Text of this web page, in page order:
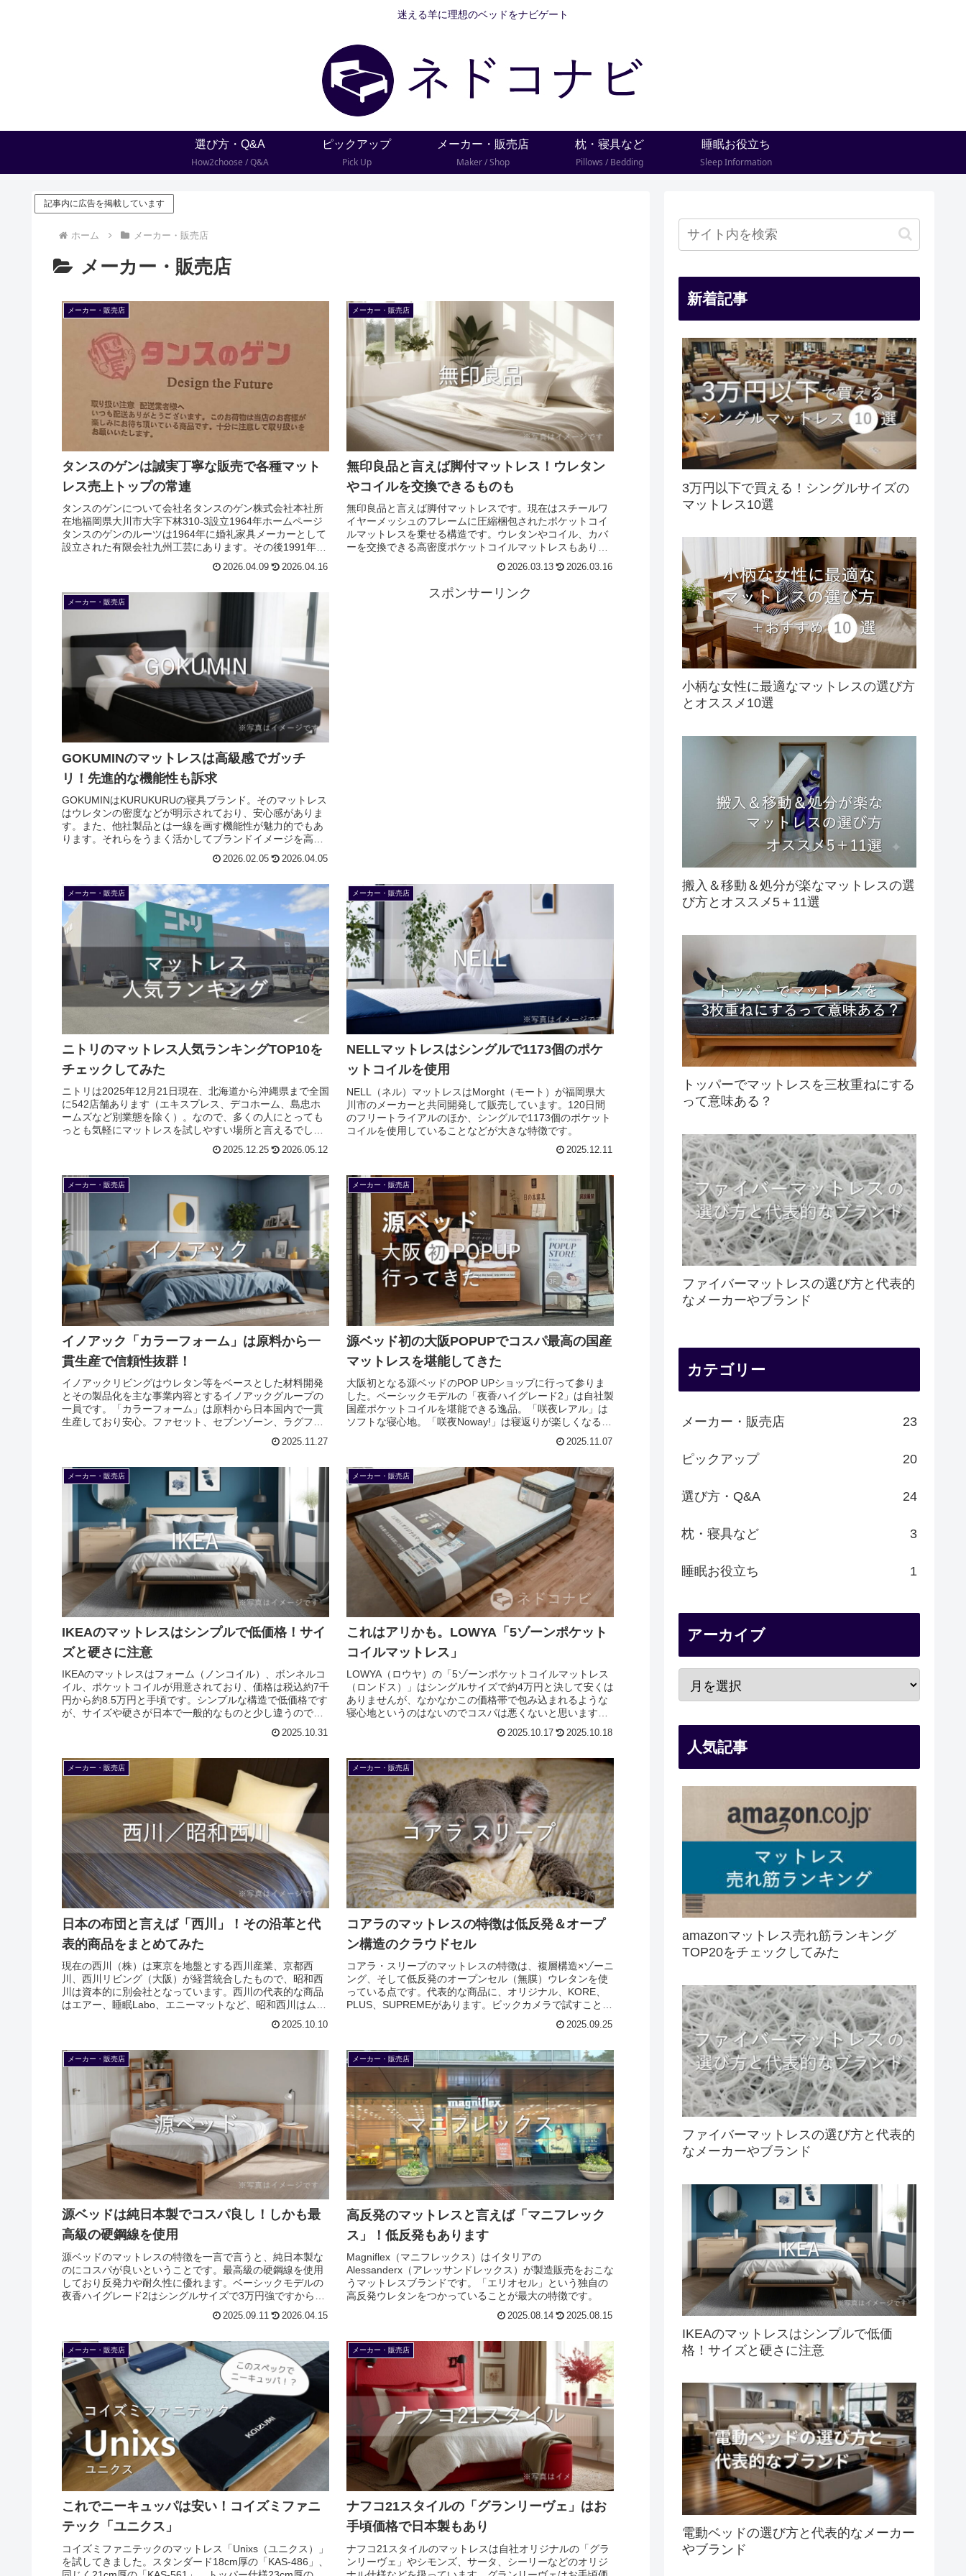
迷える羊に理想のベッドをナビゲート
選び方・Q&A
How2choose / Q&A
ピックアップ
Pick Up
メーカー・販売店
Maker / Shop
枕・寝具など
Pillows / Bedding
睡眠お役立ち
Sleep Information
記事内に広告を掲載しています
ホーム メーカー・販売店
メーカー・販売店
メーカー・販売店
タンスのゲンは誠実丁寧な販売で各種マット
レス売上トップの常連
タンスのゲンについて会社名タンスのゲン株式会社本社所
在地福岡県大川市大字下林310-3設立1964年ホームページ
タンスのゲンのルーツは1964年に婚礼家具メーカーとして
設立された有限会社九州工芸にあります。その後1991年に
2026.04.09 2026.04.16
メーカー・販売店
無印良品と言えば脚付マットレス！ウレタン
やコイルを交換できるものも
無印良品と言えば脚付マットレスです。現在はスチールワ
イヤーメッシュのフレームに圧縮梱包されたポケットコイ
ルマットレスを乗せる構造です。ウレタンやコイル、カバ
ーを交換できる高密度ポケットコイルマットレスもありま
2026.03.13 2026.03.16
メーカー・販売店
GOKUMINのマットレスは高級感でガッチ
リ！先進的な機能性も訴求
GOKUMINはKURUKURUの寝具ブランド。そのマットレス
はウレタンの密度などが明示されており、安心感がありま
す。また、他社製品とは一線を画す機能性が魅力的でもあ
ります。それらをうまく活かしてブランドイメージを高め
2026.02.05 2026.04.05
スポンサーリンク
メーカー・販売店
ニトリのマットレス人気ランキングTOP10を
チェックしてみた
ニトリは2025年12月21日現在、北海道から沖縄県まで全国
に542店舗あります（エキスプレス、デコホーム、島忠ホ
ームズなど別業態を除く）。なので、多くの人にとっても
っとも気軽にマットレスを試しやすい場所と言えるでしょ
2025.12.25 2026.05.12
メーカー・販売店
NELLマットレスはシングルで1173個のポケ
ットコイルを使用
NELL（ネル）マットレスはMorght（モート）が福岡県大
川市のメーカーと共同開発して販売しています。120日間
のフリートライアルのほか、シングルで1173個のポケット
コイルを使用していることなどが大きな特徴です。
2025.12.11
メーカー・販売店
イノアック「カラーフォーム」は原料から一
貫生産で信頼性抜群！
イノアックリビングはウレタン等をベースとした材料開発
とその製品化を主な事業内容とするイノアックグループの
一員です。「カラーフォーム」は原料から日本国内で一貫
生産しており安心。ファセット、セブンゾーン、ラグフォ
2025.11.27
メーカー・販売店
源ベッド初の大阪POPUPでコスパ最高の国産
マットレスを堪能してきた
大阪初となる源ベッドのPOP UPショップに行って参りま
した。ベーシックモデルの「夜香ハイグレード2」は自社製
国産ポケットコイルを堪能できる逸品。「咲夜レアル」は
ソフトな寝心地。「咲夜Noway!」は寝返りが楽しくなるピ
2025.11.07
メーカー・販売店
IKEAのマットレスはシンプルで低価格！サイ
ズと硬さに注意
IKEAのマットレスはフォーム（ノンコイル）、ボンネルコ
イル、ポケットコイルが用意されており、価格は税込約7千
円から約8.5万円と手頃です。シンプルな構造で低価格です
が、サイズや硬さが日本で一般的なものと少し違うので注
2025.10.31
メーカー・販売店
これはアリかも。LOWYA「5ゾーンポケット
コイルマットレス」
LOWYA（ロウヤ）の「5ゾーンポケットコイルマットレス
（ロンドス）」はシングルサイズで約4万円と決して安くは
ありませんが、なかなかこの価格帯で包み込まれるような
寝心地というのはないのでコスパは悪くないと思います。
「ポケットコイルマットレス18.4cm（レザレード）」はや
2025.10.17 2025.10.18
メーカー・販売店
日本の布団と言えば「西川」！その沿革と代
表的商品をまとめてみた
現在の西川（株）は東京を地盤とする西川産業、京都西
川、西川リビング（大阪）が経営統合したもので、昭和西
川は資本的に別会社となっています。西川の代表的な商品
はエアー、睡眠Labo、エニーマットなど、昭和西川はムア
2025.10.10
メーカー・販売店
コアラのマットレスの特徴は低反発＆オープ
ン構造のクラウドセル
コアラ・スリープのマットレスの特徴は、複層構造×ゾーニ
ング、そして低反発のオープンセル（無膜）ウレタンを使
っている点です。代表的な商品に、オリジナル、KORE、
PLUS、SUPREMEがあります。ビックカメラで試すことも
2025.09.25
メーカー・販売店
源ベッドは純日本製でコスパ良し！しかも最
高級の硬鋼線を使用
源ベッドのマットレスの特徴を一言で言うと、純日本製な
のにコスパが良いということです。最高級の硬鋼線を使用
しており反発力や耐久性に優れます。ベーシックモデルの
夜香ハイグレード2はシングルサイズで3万円強ですから安
2025.09.11 2026.04.15
メーカー・販売店
高反発のマットレスと言えば「マニフレック
ス」！低反発もあります
Magniflex（マニフレックス）はイタリアの
Alessanderx（アレッサンドレックス）が製造販売をおこな
うマットレスブランドです。「エリオセル」という独自の
高反発ウレタンをつかっていることが最大の特徴です。
2025.08.14 2025.08.15
メーカー・販売店
これでニーキュッパは安い！コイズミファニ
テック「ユニクス」
コイズミファニテックのマットレス「Unixs（ユニクス）」
を試してきました。スタンダード18cm厚の「KAS-486」、
メーカー・販売店
ナフコ21スタイルの「グランリーヴェ」はお
手頃価格で日本製もあり
ナフコ21スタイルのマットレスは自社オリジナルの「グラ
ンリーヴェ」やシモンズ、サータ、シーリーなどのオリジ
新着記事
3万円以下で買える！シングルサイズの
マットレス10選
小柄な女性に最適なマットレスの選び方
とオススメ10選
搬入＆移動＆処分が楽なマットレスの選
び方とオススメ5＋11選
トッパーでマットレスを三枚重ねにする
って意味ある？
ファイバーマットレスの選び方と代表的
なメーカーやブランド
カテゴリー
メーカー・販売店 23
ピックアップ 20
選び方・Q&A 24
枕・寝具など 3
睡眠お役立ち 1
アーカイブ
人気記事
amazonマットレス売れ筋ランキング
TOP20をチェックしてみた
ファイバーマットレスの選び方と代表的
なメーカーやブランド
IKEAのマットレスはシンプルで低価
格！サイズと硬さに注意
電動ベッドの選び方と代表的なメーカー
やブランド